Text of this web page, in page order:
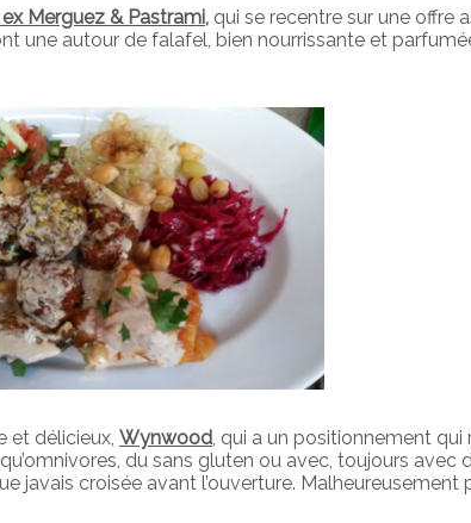
ex Merguez & Pastrami, qui se recentre sur une offre
une autour de falafel, bien nourrissante et
et délicieux, Wynwood , qui a un positionnement qui
du sans gluten ou avec, toujours avec
javais croisée avant l’ouverture. Malheureusement